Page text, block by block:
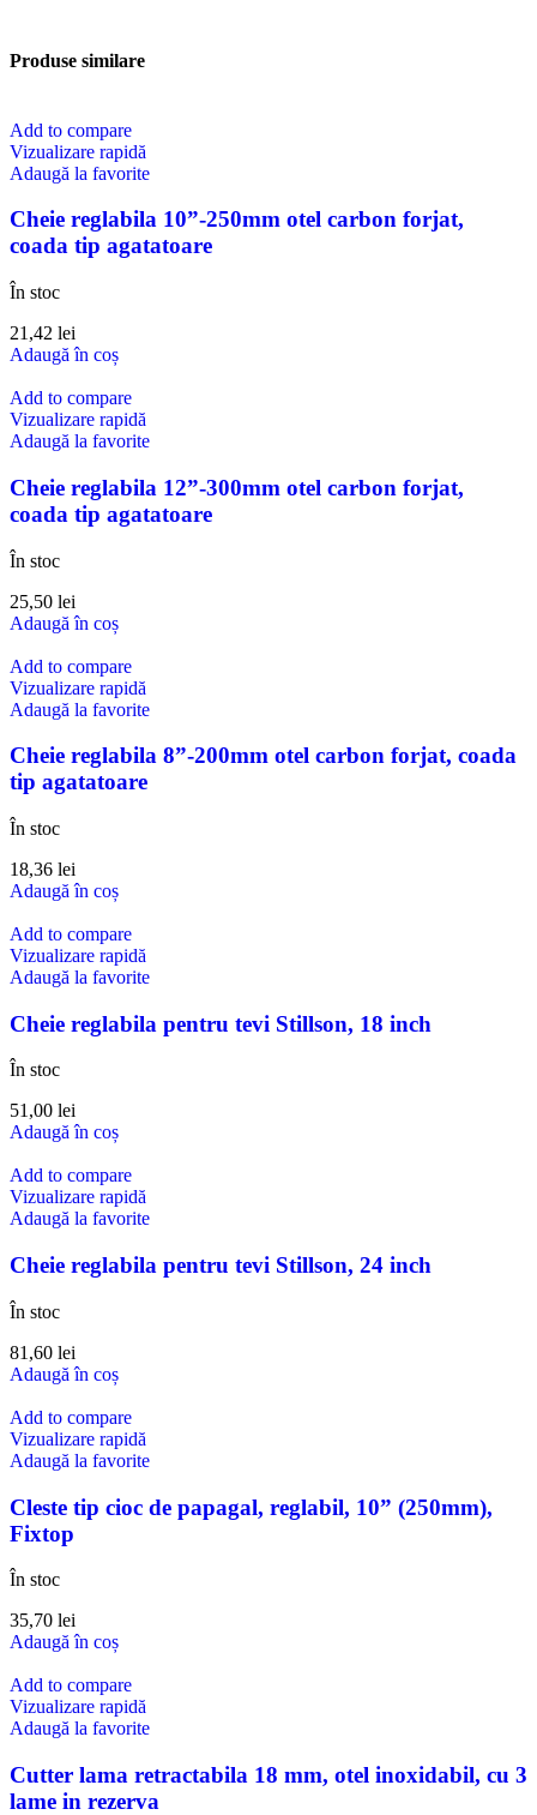
Produse similare
Add to compare
Vizualizare rapidă
Adaugă la favorite
Cheie reglabila 10”-250mm otel carbon forjat,
coada tip agatatoare
În stoc
21,42 lei
Adaugă în coș
Add to compare
Vizualizare rapidă
Adaugă la favorite
Cheie reglabila 12”-300mm otel carbon forjat,
coada tip agatatoare
În stoc
25,50 lei
Adaugă în coș
Add to compare
Vizualizare rapidă
Adaugă la favorite
Cheie reglabila 8”-200mm otel carbon forjat, coada
tip agatatoare
În stoc
18,36 lei
Adaugă în coș
Add to compare
Vizualizare rapidă
Adaugă la favorite
Cheie reglabila pentru tevi Stillson, 18 inch
În stoc
51,00 lei
Adaugă în coș
Add to compare
Vizualizare rapidă
Adaugă la favorite
Cheie reglabila pentru tevi Stillson, 24 inch
În stoc
81,60 lei
Adaugă în coș
Add to compare
Vizualizare rapidă
Adaugă la favorite
Cleste tip cioc de papagal, reglabil, 10” (250mm),
Fixtop
În stoc
35,70 lei
Adaugă în coș
Add to compare
Vizualizare rapidă
Adaugă la favorite
Cutter lama retractabila 18 mm, otel inoxidabil, cu 3
lame in rezerva